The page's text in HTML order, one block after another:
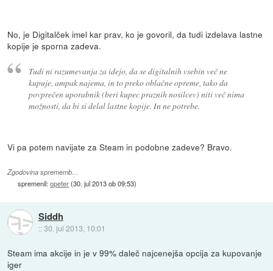
No, je Digitalček imel kar prav, ko je govoril, da tudi izdelava lastne
kopije je sporna zadeva.
Tudi ni razumevanja za idejo, da se digitalnih vsebin več ne
kupuje, ampak najema, in to preko oblačne opreme, tako da
povprečen uporabnik (beri kupec praznih nosilcev) niti več nima
možnosti, da bi si delal lastne kopije. In ne potrebe.
Vi pa potem navijate za Steam in podobne zadeve? Bravo.
Zgodovina sprememb…
spremenil:opeter(30. jul 2013 ob 09:53)
Siddh
::30. jul 2013, 10:01
Steam ima akcije in je v 99% daleč najcenejša opcija za kupovanje
iger